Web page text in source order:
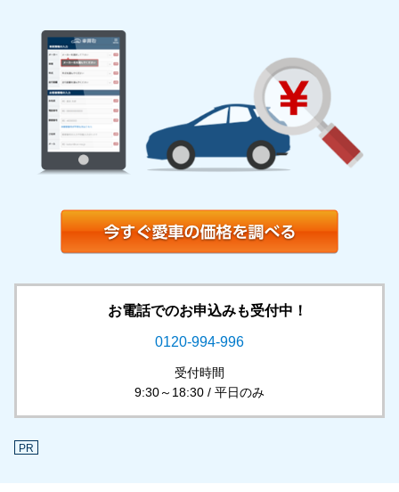
お電話でのお申込みも受付中！
0120-994-996
受付時間
9:30～18:30 / 平日のみ
PR